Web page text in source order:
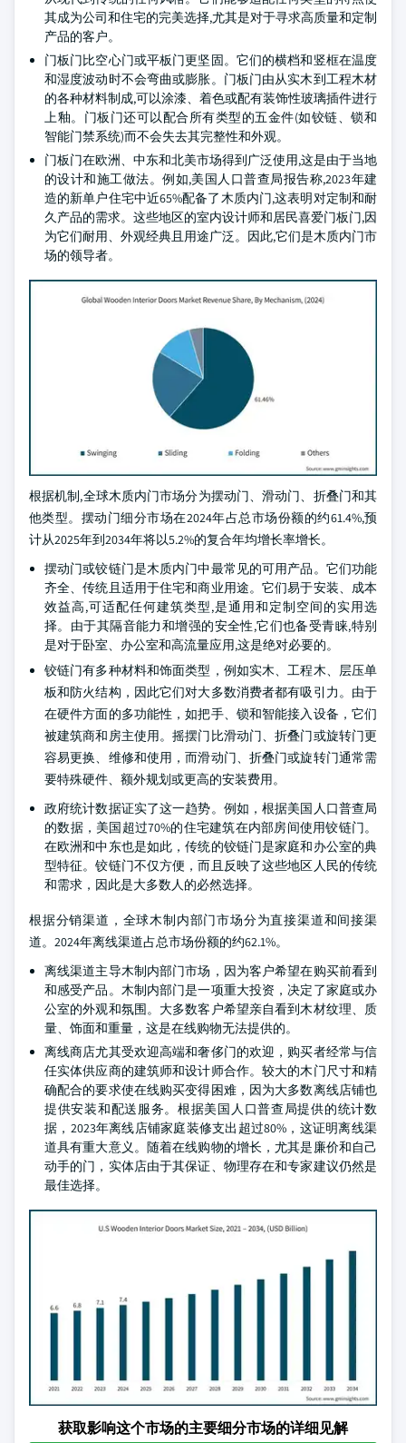
其成为公司和住宅的完美选择,尤其是对于寻求高质量和定制
产品的客户。
门板门比空心门或平板门更坚固。它们的横档和竖框在温度
和湿度波动时不会弯曲或膨胀。门板门由从实木到工程木材
的各种材料制成,可以涂漆、着色或配有装饰性玻璃插件进行
上釉。门板门还可以配合所有类型的五金件(如铰链、锁和
智能门禁系统)而不会失去其完整性和外观。
门板门在欧洲、中东和北美市场得到广泛使用,这是由于当地
的设计和施工做法。例如,美国人口普查局报告称,2023年建
造的新单户住宅中近65%配备了木质内门,这表明对定制和耐
久产品的需求。这些地区的室内设计师和居民喜爱门板门,因
为它们耐用、外观经典且用途广泛。因此,它们是木质内门市
场的领导者。
根据机制,全球木质内门市场分为摆动门、滑动门、折叠门和其
他类型。摆动门细分市场在2024年占总市场份额的约61.4%,预
计从2025年到2034年将以5.2%的复合年均增长率增长。
摆动门或铰链门是木质内门中最常见的可用产品。它们功能
齐全、传统且适用于住宅和商业用途。它们易于安装、成本
效益高,可适配任何建筑类型,是通用和定制空间的实用选
择。由于其隔音能力和增强的安全性,它们也备受青睐,特别
是对于卧室、办公室和高流量应用,这是绝对必要的。
铰链门有多种材料和饰面类型，例如实木、工程木、层压单
板和防火结构，因此它们对大多数消费者都有吸引力。由于
在硬件方面的多功能性，如把手、锁和智能接入设备，它们
被建筑商和房主使用。摇摆门比滑动门、折叠门或旋转门更
容易更换、维修和使用，而滑动门、折叠门或旋转门通常需
要特殊硬件、额外规划或更高的安装费用。
政府统计数据证实了这一趋势。例如，根据美国人口普查局
的数据，美国超过70%的住宅建筑在内部房间使用铰链门。
在欧洲和中东也是如此，传统的铰链门是家庭和办公室的典
型特征。铰链门不仅方便，而且反映了这些地区人民的传统
和需求，因此是大多数人的必然选择。
根据分销渠道，全球木制内部门市场分为直接渠道和间接渠
道。2024年离线渠道占总市场份额的约62.1%。
离线渠道主导木制内部门市场，因为客户希望在购买前看到
和感受产品。木制内部门是一项重大投资，决定了家庭或办
公室的外观和氛围。大多数客户希望亲自看到木材纹理、质
量、饰面和重量，这是在线购物无法提供的。
离线商店尤其受欢迎高端和奢侈门的欢迎，购买者经常与信
任实体供应商的建筑师和设计师合作。较大的木门尺寸和精
确配合的要求使在线购买变得困难，因为大多数离线店铺也
提供安装和配送服务。根据美国人口普查局提供的统计数
据，2023年离线店铺家庭装修支出超过80%，这证明离线渠
道具有重大意义。随着在线购物的增长，尤其是廉价和自己
动手的门，实体店由于其保证、物理存在和专家建议仍然是
最佳选择。
获取影响这个市场的主要细分市场的详细见解